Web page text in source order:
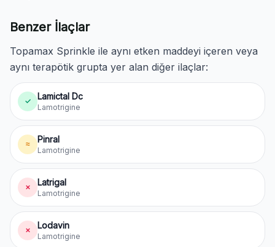
Benzer İlaçlar
Topamax Sprinkle ile aynı etken maddeyi içeren veya
aynı terapötik grupta yer alan diğer ilaçlar:
✓ Lamictal Dc
Lamotrigine
≈ Pinral
Lamotrigine
✗ Latrigal
Lamotrigine
✗ Lodavin
Lamotrigine